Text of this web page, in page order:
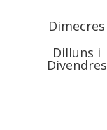
Dimecres
Dilluns i
Divendres